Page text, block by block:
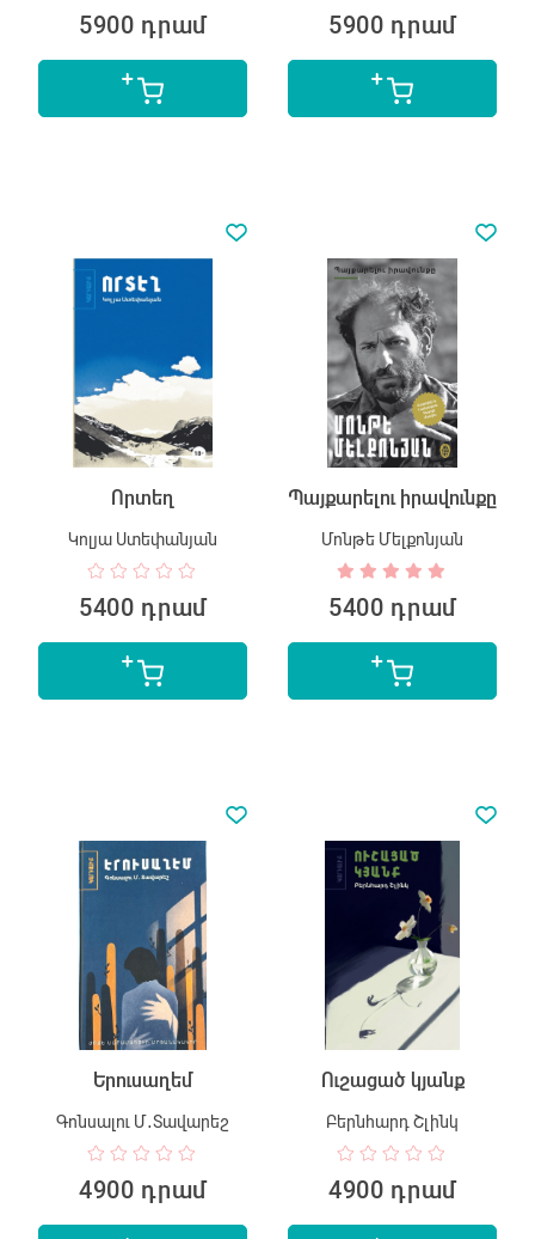
5900 դրամ 5900 դրամ
Որտեղ
Կոլյա Ստեփանյան
5400 դրամ
Պայքարելու իրավունքը
Մոնթե Մելքոնյան
5400 դրամ
Երուսաղեմ
Գոնսալու Մ․Տավարեշ
4900 դրամ
Ուշացած կյանք
Բերնհարդ Շլինկ
4900 դրամ